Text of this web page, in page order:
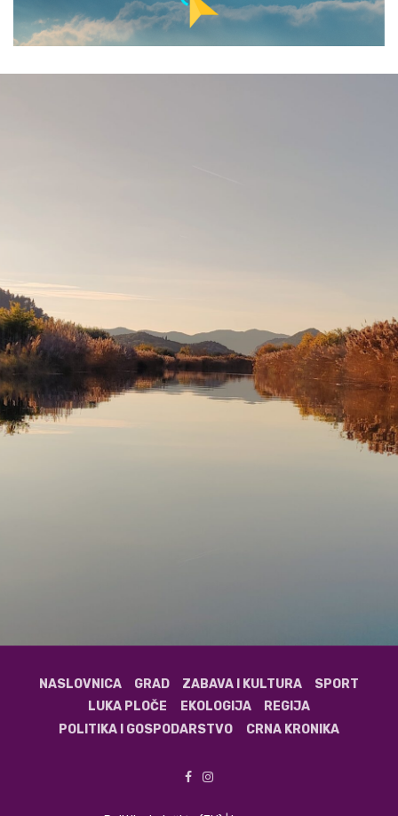
NASLOVNICA GRAD ZABAVA I KULTURA
SPORT
LUKA PLOČE
EKOLOGIJA
REGIJA
POLITIKA I GOSPODARSTVO
CRNA KRONIKA